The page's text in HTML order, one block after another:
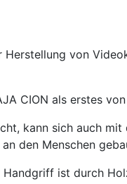
von
CION als erstes
kann sich auch
den Menschen
ist durch